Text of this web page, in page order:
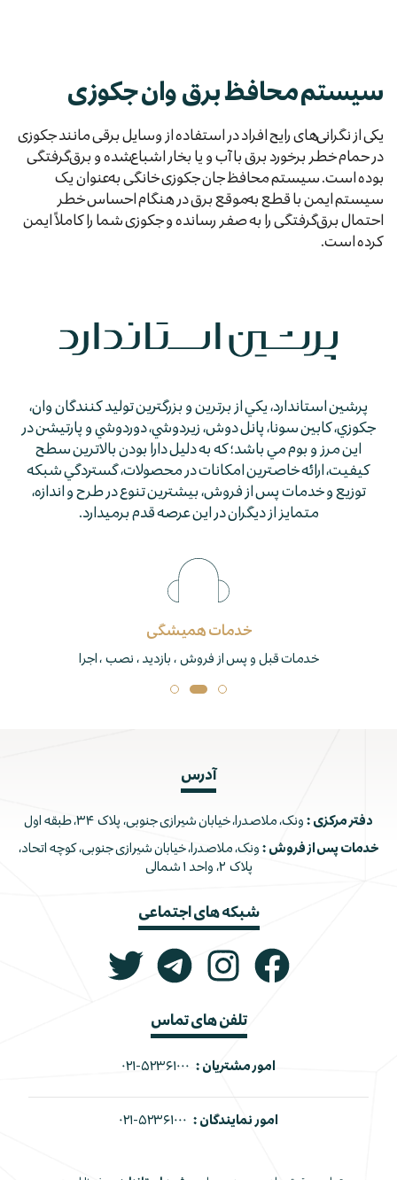
سیستم محافظ برق وان جکوزی
یکی از نگرانی‌های رایج افراد در استفاده از وسایل برقی مانند جکوزی
در حمام خطر برخورد برق با آب و یا بخار اشباع‌شده و برق‌گرفتگی
بوده است. سیستم محافظ جان جکوزی خانگی به‌عنوان یک
سیستم ایمن با قطع به‌موقع برق در هنگام احساس خطر
احتمال برق‌گرفتگی را به صفر رسانده و جکوزی شما را کاملاً ایمن
کرده است.
پرشين استاندارد، يكي از برترين و بزرگترين توليد كنندگان وان،
جكوزي، كابين سونا، پانل دوش، زيردوشي، دوردوشي و پارتيشن در
اين مرز و بوم مي باشد؛ كه به دليل دارا بودن بالاترين سطح
كيفيت، ارائه خاصترين امكانات در محصولات، گستردگي شبكه
توزيع و خدمات پس از فروش، بيشترين تنوع در طرح و اندازه،
متمايز از ديگران در اين عرصه قدم برمي­دارد.
خدمات همیشگی
خدمات قبل و پس از فروش ، بازدید ، نصب ، اجرا
آدرس
دفتر مرکزی : ونک، ملاصدرا، خیابان شیرازی جنوبی، پلاک ۳۴، طبقه اول
خدمات پس از فروش : ونک، ملاصدرا، خیابان شیرازی جنوبی، کوچه اتحاد،
پلاک ۲، واحد ۱ شمالی
شبکه های اجتماعی
تلفن های تماس
امور مشتریان : ۰۲۱-۵۲۳۶۱۰۰۰
امور نمایندگان : ۰۲۱-۵۲۳۶۱۰۰۰